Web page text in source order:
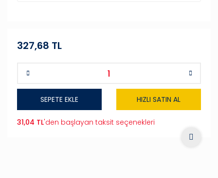
327,68 TL
SEPETE EKLE HIZLI SATIN AL
31,04 TL'den başlayan taksit seçenekleri